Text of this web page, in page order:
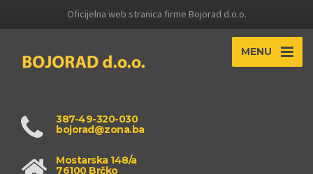
Oficijelna web stranica firme Bojorad d.o.o.
MENU
387-49-320-030
bojorad@zona.ba
Mostarska 148/a
76100 Brčko